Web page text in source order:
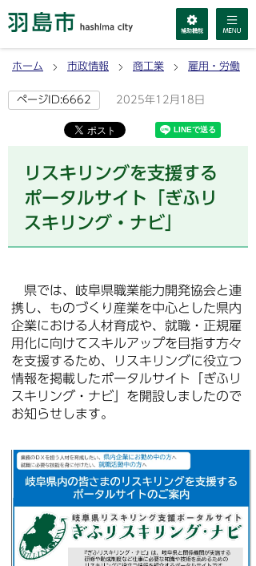
ホーム 市政情報 商工業 雇用・労働
ページID:6662 2025年12月18日
リスキリングを支援する
ポータルサイト「ぎふリ
スキリング・ナビ」
県では、岐阜県職業能力開発協会と連
携し、ものづくり産業を中心とした県内
企業における人材育成や、就職・正規雇
用化に向けてスキルアップを目指す方々
を支援するため、リスキリングに役立つ
情報を掲載したポータルサイト「ぎふリ
スキリング・ナビ」を開設しましたので
お知らせします。